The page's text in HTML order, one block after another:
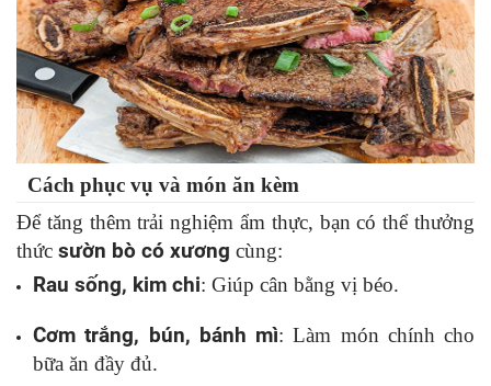
Cách phục vụ và món ăn kèm
Để tăng thêm trải nghiệm ẩm thực, bạn có thể thưởng
thức sườn bò có xương cùng:
Rau sống, kim chi: Giúp cân bằng vị béo.
Cơm trắng, bún, bánh mì: Làm món chính cho
bữa ăn đầy đủ.